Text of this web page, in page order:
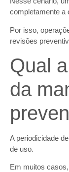
completamente a
Por isso,
revisões
Qual
da
A periodicidade
de uso.
Em muitos